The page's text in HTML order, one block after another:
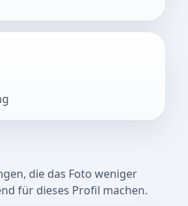
die das Foto weniger
für dieses Profil machen.